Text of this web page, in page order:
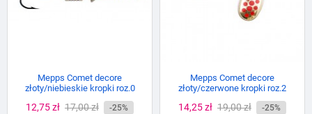
Mepps Comet decore
złoty/niebieskie kropki roz.0
Cena
12,75 zł Cena
17,00 zł -25%
Mepps Comet decore
złoty/czerwone kropki roz.2
Cena
14,25 zł Cena
19,00 zł -25%